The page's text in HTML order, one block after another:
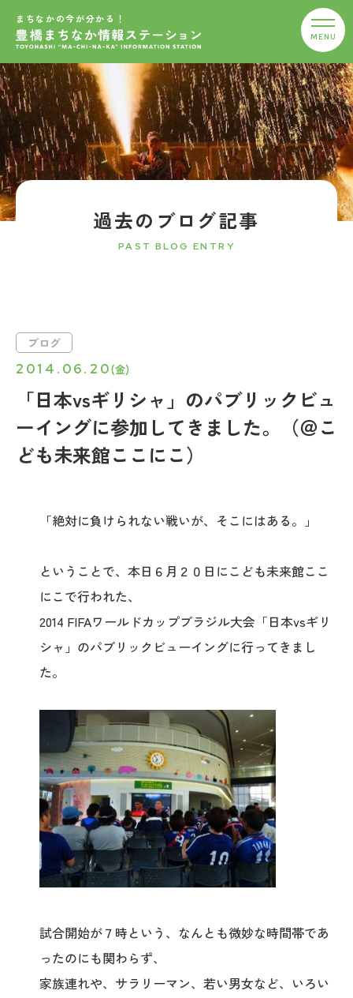
まちなかの今が分かる！
過去のブログ記事
PAST BLOG ENTRY
「日本vsギリシャ」のパブリックビュ
ーイングに参加してきました。（＠こ
ども未来館ここにこ）
2014.06.20(金)
ブログ
「絶対に負けられない戦いが、そこにはある。」
ということで、本日６月２０日にこども未来館ここ
にこで行われた、
2014 FIFAワールドカップブラジル大会「日本vsギリ
シャ」のパブリックビューイングに行ってきまし
た。
試合開始が７時という、なんとも微妙な時間帯であ
ったのにも関わらず、
家族連れや、サラリーマン、若い男女など、いろい